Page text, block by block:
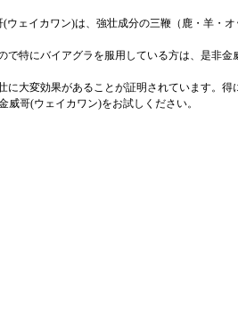
(ウェイカワン)は、強壮成分の三鞭（鹿 ・ 羊 ・ オ
で特にバイアグラを服用している方は、是非金
に大変効果があることが証明されています。得
威哥(ウェイカワン)をお試しください。